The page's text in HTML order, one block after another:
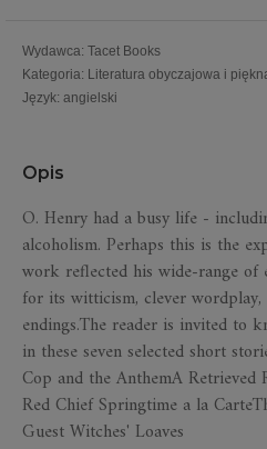
Wydawca: Tacet Books
Kategoria: Literatura obyczajowa i
Język: angielski
Opis
O. Henry had a busy life -
alcoholism. Perhaps this is the
work reflected his wide-range of
for its witticism, clever
endings.The reader is invited to
in these seven selected short
Cop and the AnthemA Retrieved
Red Chief Springtime a la
Guest Witches' Loaves